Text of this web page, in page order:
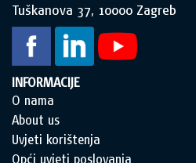
Tuškanova 37, 10000 Zagreb
INFORMACIJE
O nama
About us
Uvjeti korištenja
Opći uvjeti poslovanja